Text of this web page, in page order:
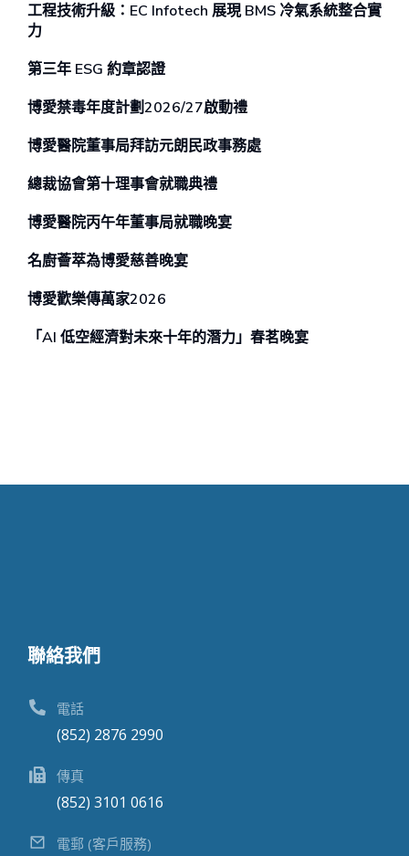
工程技術升級：EC Infotech 展現 BMS 冷氣系統整合實
力
第三年 ESG 約章認證
博愛禁毒年度計劃2026/27啟動禮
博愛醫院董事局拜訪元朗民政事務處
總裁協會第十理事會就職典禮
博愛醫院丙午年董事局就職晚宴
名廚薈萃為博愛慈善晚宴
博愛歡樂傳萬家2026
「AI 低空經濟對未來⼗年的潛⼒」春茗晚宴
聯絡我們
電話
(852) 2876 2990
傳真
(852) 3101 0616
電郵 (客戶服務)